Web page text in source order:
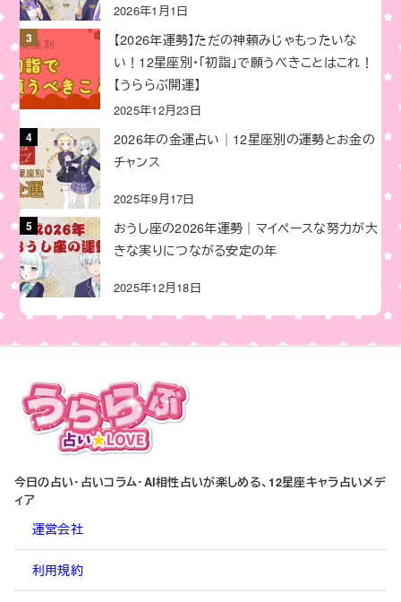
2026年1月1日
【2026年運勢】ただの神頼みじゃもったいな
い！12星座別・「初詣」で願うべきことはこれ！
【うららぶ開運】
2025年12月23日
2026年の金運占い｜12星座別の運勢とお金の
チャンス
2025年9月17日
おうし座の2026年運勢｜マイペースな努力が大
きな実りにつながる安定の年
2025年12月18日
今日の占い・占いコラム・AI相性占いが楽しめる、12星座キャラ占いメデ
ィア
運営会社
利用規約